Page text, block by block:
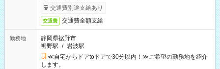
交通費別途支給あり
交通費 交通費全額支給
勤務地
静岡県裾野市
裾野駅 / 岩波駅
≪自宅からドアtoドアで30分以内！≫ご希望の勤務地を紹介
します。